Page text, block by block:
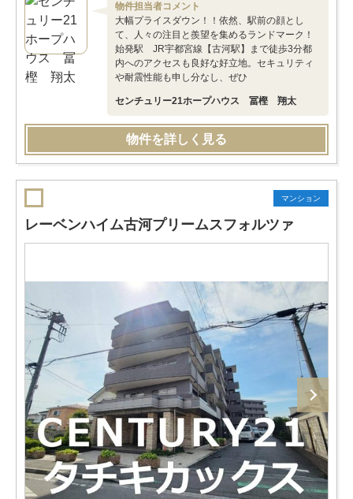
物件担当者コメント
大幅プライスダウン！！依然、駅前の顔とし
て、人々の注目と羨望を集めるランドマーク！
始発駅 JR宇都宮線【古河駅】まで徒歩3分都
内へのアクセスも良好な好立地。セキュリティ
や耐震性能も申し分なし、ぜひ
センチュリー21ホープハウス 冨樫 翔太
物件を詳しく見る
マンション
レーベンハイム古河プリームスフォルツァ